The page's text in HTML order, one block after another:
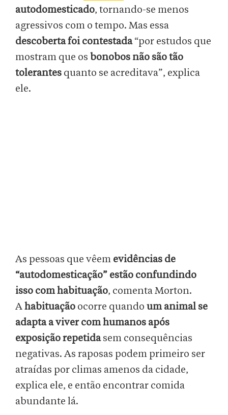
autodomesticado, tornando-se menos
agressivos com o tempo. Mas essa
descoberta foi contestada“por estudos que
mostram que os bonobos não são tão
tolerantes quanto se acreditava”, explica
ele.
As pessoas que vêem evidências de
“autodomesticação” estão confundindo
isso com habituação, comenta Morton.
Ahabituação ocorre quando um animal se
adapta a viver com humanos após
exposição repetidasem consequências
negativas. As raposas podem primeiro ser
atraídas por climas amenos da cidade,
explica ele, e então encontrar comida
abundante lá.